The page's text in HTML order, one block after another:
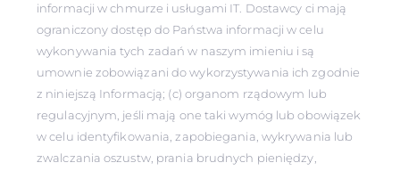
informacji w chmurze i usługami IT. Dostawcy ci mają
ograniczony dostęp do Państwa informacji w celu
wykonywania tych zadań w naszym imieniu i są
umownie zobowiązani do wykorzystywania ich zgodnie
z niniejszą Informacją; (c) organom rządowym lub
regulacyjnym, jeśli mają one taki wymóg lub obowiązek
w celu identyfikowania, zapobiegania, wykrywania lub
zwalczania oszustw, prania brudnych pieniędzy,